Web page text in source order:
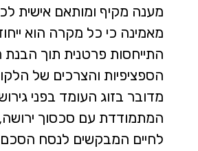
מענה מקיף ומותאם אישית
מאמינה כי כל מקרה הוא
התייחסות פרטנית תוך הבנת
הספציפיות והצרכים של
מדובר בזוג העומד בפני
המתמודדת עם סכסוך
לחיים המבקשים לנסח הסכם